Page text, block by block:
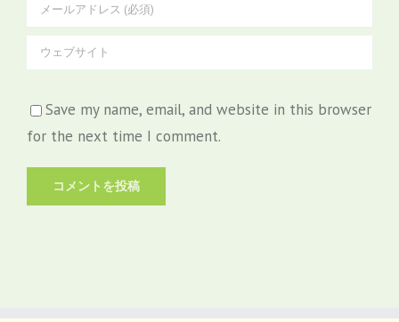
Save my name, email, and website in this browser
for the next time I comment.